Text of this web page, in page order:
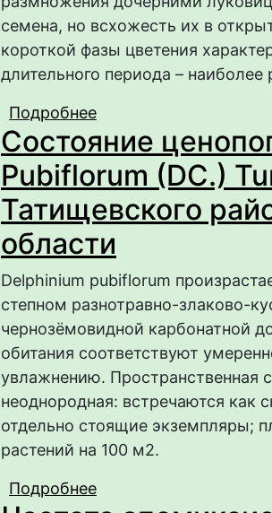
семена, но всхожесть их в
короткой фазы цветения
длительного периода –
Подробнее
ботанического сада
Состояние
Pubiflorum (DC.)
Татищевского
области
Delphinium pubiflorum
степном разнотравно-злаково-
чернозёмовидной карбонатной
обитания соответствуют
увлажнению. Пространственная
неоднородная: встречаются как
отдельно стоящие экземпляры;
растений на 100 м2.
Подробнее